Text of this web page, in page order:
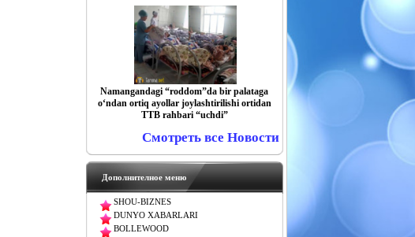
Namangandagi “roddom”da bir palataga
o‘ndan ortiq ayollar joylashtirilishi ortidan
TTB rahbari “uchdi”
Смотреть все Новости
Дополнителное меню
SHOU-BIZNES
DUNYO XABARLARI
BOLLEWOOD